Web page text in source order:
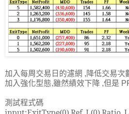
加入每周交易日的濾網 ,降低交易次
加入強化型態,雖然績效下降 ,但是
測試程式碼